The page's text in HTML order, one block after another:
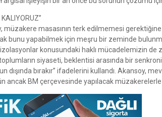
müzakere masasının terk edilmemesi
bunu yapabilmek için meşru bir zeminde
konusundaki haklı mücadelemizin de
siyaseti, beklentisi arasında bir
dışında bırakır” ifadelerini kullandı. Akansoy,
BM çerçevesinde yapılacak müzakerelerle